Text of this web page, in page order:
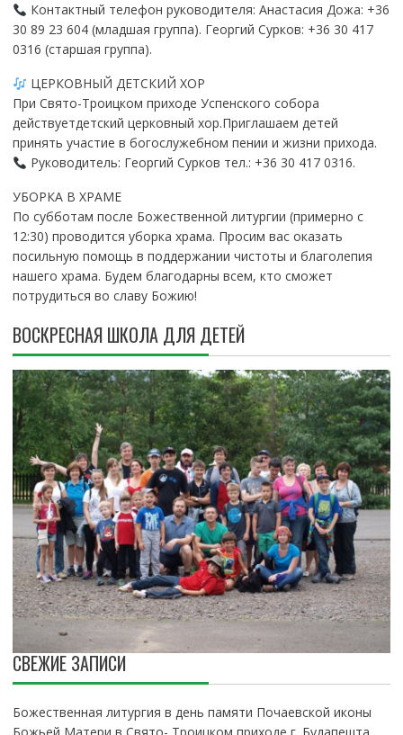
Контактный телефон руководителя: Анастасия Дожа: +36
30 89 23 604 (младшая группа). Георгий Сурков: +36 30 417
0316 (старшая группа).
ЦЕРКОВНЫЙ ДЕТСКИЙ ХОР
При Свято-Троицком приходе Успенского собора
действуетдетский церковный хор.Приглашаем детей
принять участие в богослужебном пении и жизни прихода.
Руководитель: Георгий Сурков тел.: +36 30 417 0316.
УБОРКА В ХРАМЕ
По субботам после Божественной литургии (примерно с
12:30) проводится уборка храма. Просим вас оказать
посильную помощь в поддержании чистоты и благолепия
нашего храма. Будем благодарны всем, кто сможет
потрудиться во славу Божию!
ВОСКРЕСНАЯ ШКОЛА ДЛЯ ДЕТЕЙ
СВЕЖИЕ ЗАПИСИ
Божественная литургия в день памяти Почаевской иконы